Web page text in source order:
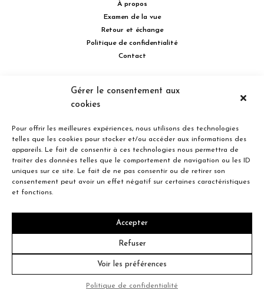
Gérer le consentement aux
cookies
Pour offrir les meilleures expériences, nous utilisons des technologies
telles que les cookies pour stocker et/ou accéder aux informations des
appareils. Le fait de consentir à ces technologies nous permettra de
traiter des données telles que le comportement de navigation ou les ID
uniques sur ce site. Le fait de ne pas consentir ou de retirer son
consentement peut avoir un effet négatif sur certaines caractéristiques
et fonctions.
Accepter
Refuser
Voir les préférences
Politique de confidentialité
À propos
Examen de la vue
Retour et échange
Politique de confidentialité
Contact
514 732.0222
Entreprise familiale du Québec depuis plus de 40 ans.